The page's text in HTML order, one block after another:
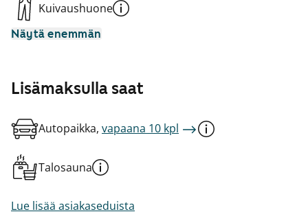
Kuivaushuone
Näytä enemmän
Lisämaksulla saat
Autopaikka, vapaana 10 kpl
Talosauna
Lue lisää asiakaseduista